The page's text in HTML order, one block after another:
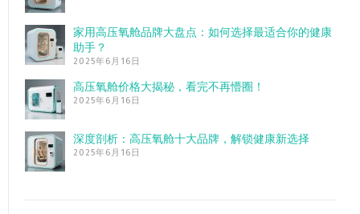
家用高压氧舱品牌大盘点：如何选择最适合你的健康
助手？
2025年6月16日
高压氧舱价格大揭秘，看完不再懵圈！
2025年6月16日
深度剖析：高压氧舱十大品牌，解锁健康新选择
2025年6月16日